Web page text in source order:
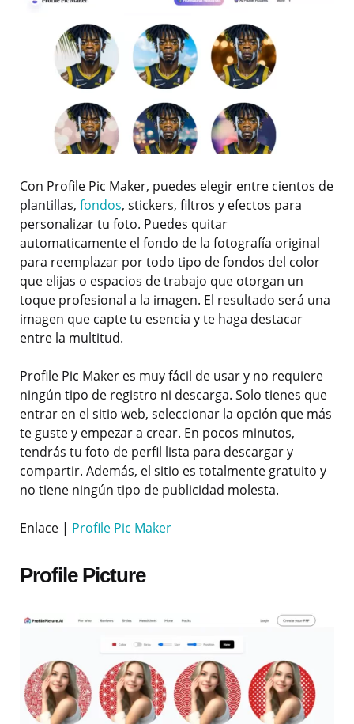
Con Profile Pic Maker, puedes elegir entre cientos de
plantillas, fondos, stickers, filtros y efectos para
personalizar tu foto. Puedes quitar
automaticamente el fondo de la fotografía original
para reemplazar por todo tipo de fondos del color
que elijas o espacios de trabajo que otorgan un
toque profesional a la imagen. El resultado será una
imagen que capte tu esencia y te haga destacar
entre la multitud.
Profile Pic Maker es muy fácil de usar y no requiere
ningún tipo de registro ni descarga. Solo tienes que
entrar en el sitio web, seleccionar la opción que más
te guste y empezar a crear. En pocos minutos,
tendrás tu foto de perfil lista para descargar y
compartir. Además, el sitio es totalmente gratuito y
no tiene ningún tipo de publicidad molesta.
Enlace | Profile Pic Maker
Profile Picture